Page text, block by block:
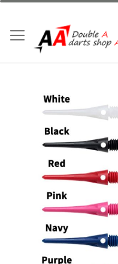
跳
内
容